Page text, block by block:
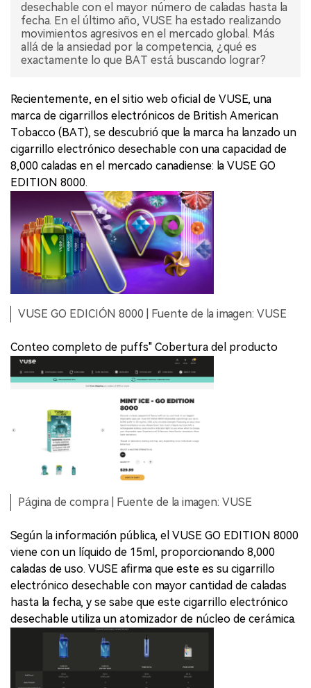
desechable con el mayor número de caladas hasta la
fecha. En el último año, VUSE ha estado realizando
movimientos agresivos en el mercado global. Más
allá de la ansiedad por la competencia, ¿qué es
exactamente lo que BAT está buscando lograr?
Recientemente, en el sitio web oficial de VUSE, una
marca de cigarrillos electrónicos de British American
Tobacco (BAT), se descubrió que la marca ha lanzado un
cigarrillo electrónico desechable con una capacidad de
8,000 caladas en el mercado canadiense: la VUSE GO
EDITION 8000.
VUSE GO EDICIÓN 8000 | Fuente de la imagen: VUSE
Conteo completo de puffs" Cobertura del producto
Página de compra | Fuente de la imagen: VUSE
Según la información pública, el VUSE GO EDITION 8000
viene con un líquido de 15ml, proporcionando 8,000
caladas de uso. VUSE afirma que este es su cigarrillo
electrónico desechable con mayor cantidad de caladas
hasta la fecha, y se sabe que este cigarrillo electrónico
desechable utiliza un atomizador de núcleo de cerámica.